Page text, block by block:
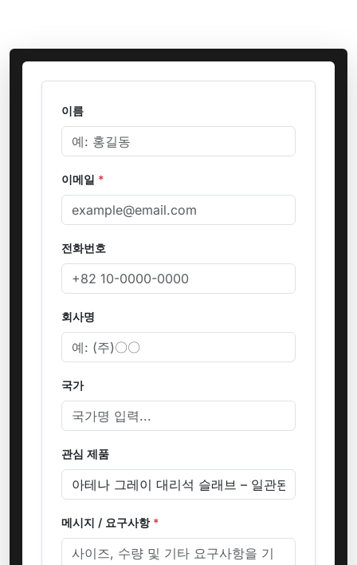
이름
이메일 *
전화번호
회사명
국가
관심 제품
메시지 / 요구사항 *